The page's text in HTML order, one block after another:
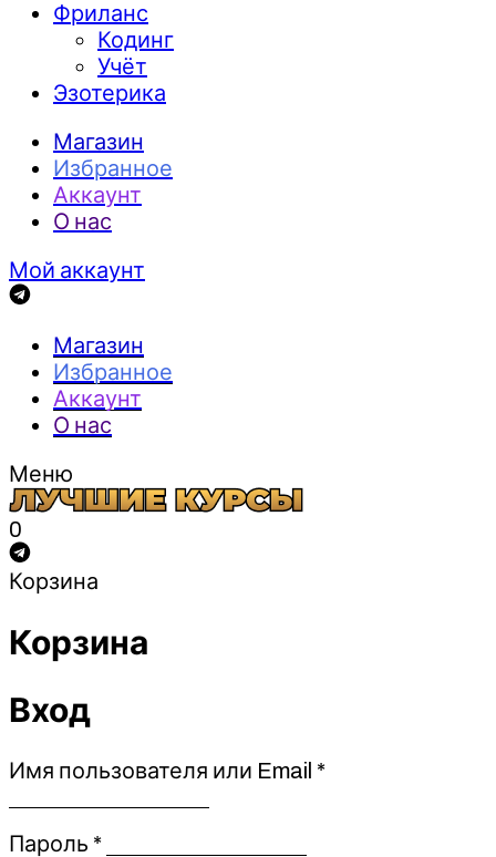
Фриланс
Кодинг
Учёт
Эзотерика
Магазин
Избранное
Аккаунт
О нас
Мой аккаунт
Магазин
Избранное
Аккаунт
О нас
Меню
0
Корзина
Корзина
Вход
Имя пользователя или Email *Обязательно
Пароль *Обязательно